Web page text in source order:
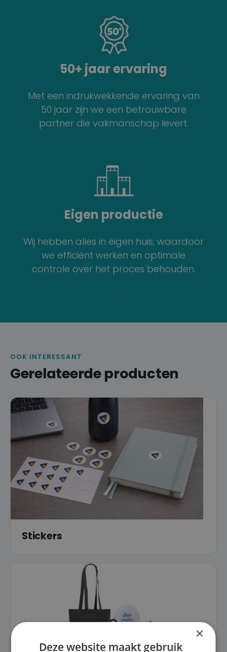
50+ jaar ervaring
Met een indrukwekkende ervaring van
50 jaar zijn we een betrouwbare
partner die vakmanschap levert.
Eigen productie
Wij hebben alles in eigen huis, waardoor
we efficiënt werken en optimale
controle over het proces behouden.
OOK INTERESSANT
Gerelateerde producten
Stickers
×
Deze website maakt gebruik